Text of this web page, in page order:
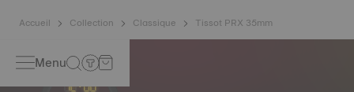
Accueil Collection Classique Tissot PRX 35mm
Menu